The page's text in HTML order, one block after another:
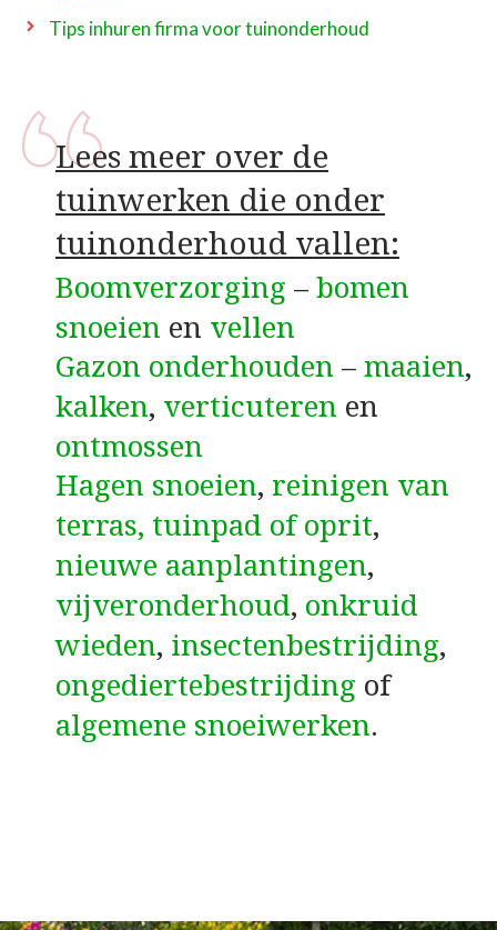
Tips inhuren firma voor tuinonderhoud
Lees meer over de
tuinwerken die onder
tuinonderhoud vallen:
Boomverzorging –bomen
snoeien en vellen
Gazon onderhouden –maaien,
kalken, verticuteren en
ontmossen
Hagen snoeien, reinigen van
terras, tuinpad of oprit,
nieuwe aanplantingen,
vijveronderhoud, onkruid
wieden, insectenbestrijding,
ongediertebestrijding of
algemene snoeiwerken.